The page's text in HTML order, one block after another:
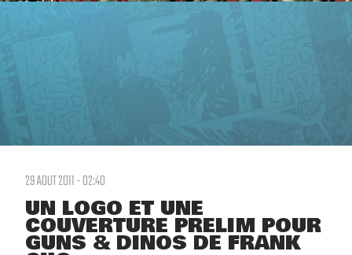
29 AOUT 2011 - 02:40
UN LOGO ET UNE
COUVERTURE PRELIM POUR
GUNS & DINOS DE FRANK